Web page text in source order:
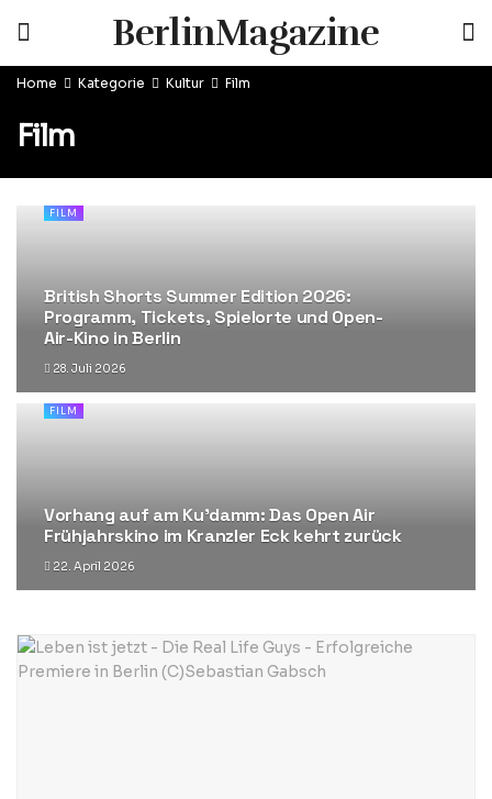
BerlinMagazine
Home Kategorie Kultur Film
Film
FILM
British Shorts Summer Edition 2026:
Programm, Tickets, Spielorte und Open-
Air-Kino in Berlin
28. Juli 2026
FILM
Vorhang auf am Ku’damm: Das Open Air
Frühjahrskino im Kranzler Eck kehrt zurück
22. April 2026